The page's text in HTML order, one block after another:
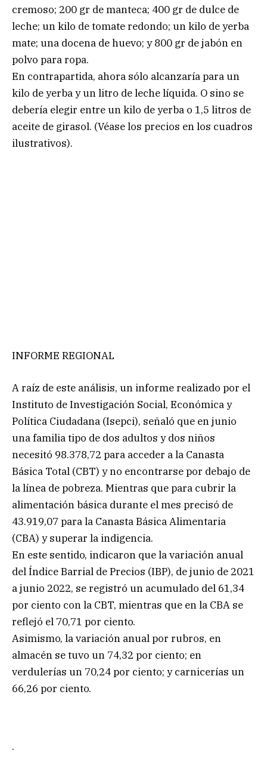
cremoso; 200 gr de manteca; 400 gr de dulce de
leche; un kilo de tomate redondo; un kilo de yerba
mate; una docena de huevo; y 800 gr de jabón en
polvo para ropa.
En contrapartida, ahora sólo alcanzaría para un
kilo de yerba y un litro de leche líquida. O sino se
debería elegir entre un kilo de yerba o 1,5 litros de
aceite de girasol. (Véase los precios en los cuadros
ilustrativos).
INFORME REGIONAL
A raíz de este análisis, un informe realizado por el
Instituto de Investigación Social, Económica y
Política Ciudadana (Isepci), señaló que en junio
una familia tipo de dos adultos y dos niños
necesitó 98.378,72 para acceder a la Canasta
Básica Total (CBT) y no encontrarse por debajo de
la línea de pobreza. Mientras que para cubrir la
alimentación básica durante el mes precisó de
43.919,07 para la Canasta Básica Alimentaria
(CBA) y superar la indigencia.
En este sentido, indicaron que la variación anual
del Índice Barrial de Precios (IBP), de junio de 2021
a junio 2022, se registró un acumulado del 61,34
por ciento con la CBT, mientras que en la CBA se
reflejó el 70,71 por ciento.
Asimismo, la variación anual por rubros, en
almacén se tuvo un 74,32 por ciento; en
verdulerías un 70,24 por ciento; y carnicerías un
66,26 por ciento.
.